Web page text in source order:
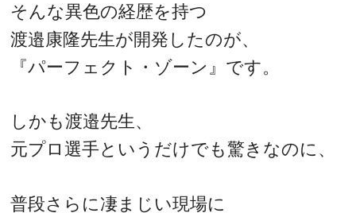
そんな異色の経歴を持つ
渡邉康隆先生が開発したのが、
『パーフェクト・ゾーン』です。
しかも渡邉先生、
元プロ選手というだけでも驚きなのに、
普段さらに凄まじい現場に